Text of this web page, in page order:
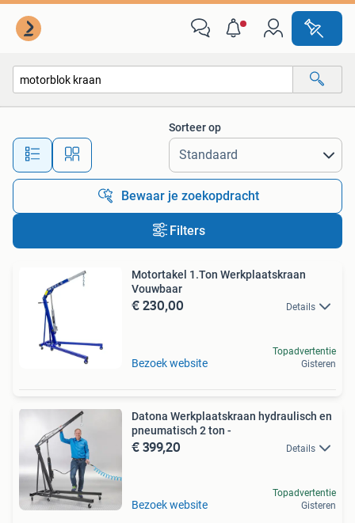
Alle afstanden…
Sorteer op
Bewaar je zoekopdracht
Filters
Motortakel 1.Ton Werkplaatskraan
Vouwbaar
€ 230,00 Details
Bezoek website
Topadvertentie
Gisteren
Datona Werkplaatskraan hydraulisch en
pneumatisch 2 ton -
€ 399,20 Details
Bezoek website
Topadvertentie
Gisteren